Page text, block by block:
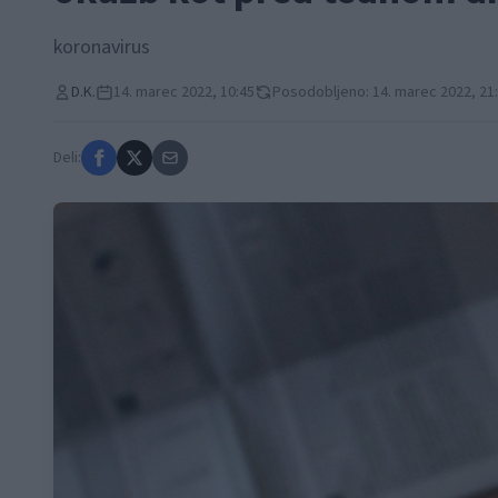
koronavirus
D.K. 14. marec 2022, 10:45 Posodobljeno: 14. marec 2022,
Deli: